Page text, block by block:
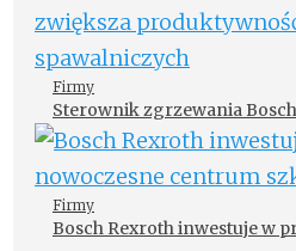
Firmy
Sterownik zgrzewania
produktywność procesów
Firmy
Bosch Rexroth inwestuje w